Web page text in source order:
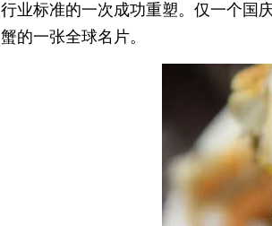
行业标准的一次成功重塑。仅一个国
蟹的一张全球名片。